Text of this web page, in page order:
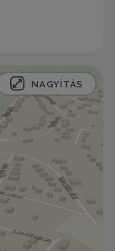
NAGYÍTÁS